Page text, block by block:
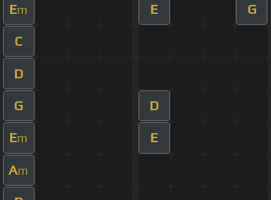
Em E G
C
D
G D
Em E
Am